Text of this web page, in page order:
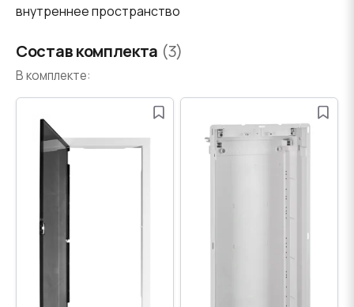
внутреннее пространство
Состав комплекта (3)
В комплекте: